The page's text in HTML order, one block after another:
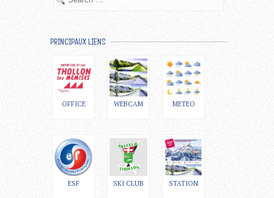
PRINCIPAUX LIENS
OFFICE WEBCAM METEO
ESF SKI CLUB STATION